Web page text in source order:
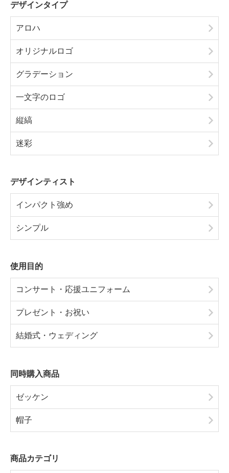
デザインタイプ
アロハ
オリジナルロゴ
グラデーション
一文字のロゴ
縦縞
迷彩
デザインティスト
インパクト強め
シンプル
使用目的
コンサート・応援ユニフォーム
プレゼント・お祝い
結婚式・ウェディング
同時購入商品
ゼッケン
帽子
商品カテゴリ